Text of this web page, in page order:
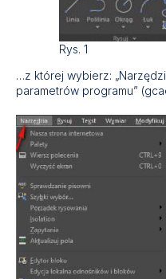
Rys. 1
…z której wybierz:
parametrów programu”